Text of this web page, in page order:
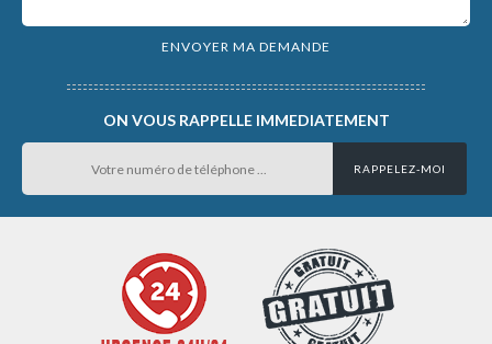
ON VOUS RAPPELLE IMMEDIATEMENT